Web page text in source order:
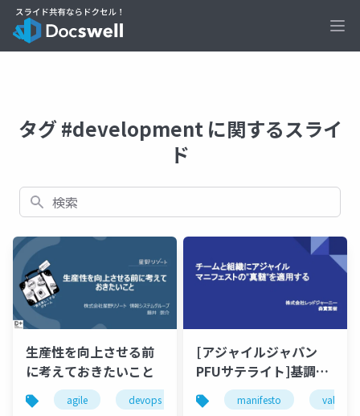
タグ #development に関するスライ
ド
検索
生産性を向上させる前
に考えておきたいこと
agile devops engineer development
[アジャイルジャパン
PFUサテライト]基調講
演
manifesto value